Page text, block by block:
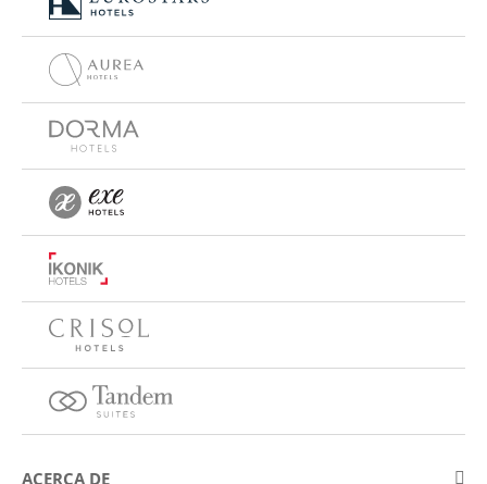
ACERCA DE